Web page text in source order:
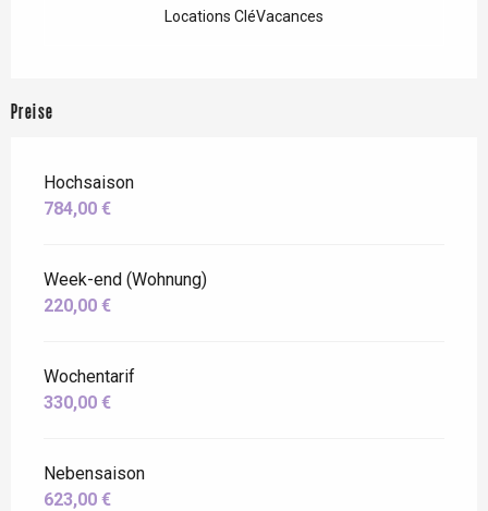
Locations CléVacances
Preise
Hochsaison
784,00 €
Week-end (Wohnung)
220,00 €
Wochentarif
330,00 €
Nebensaison
623,00 €